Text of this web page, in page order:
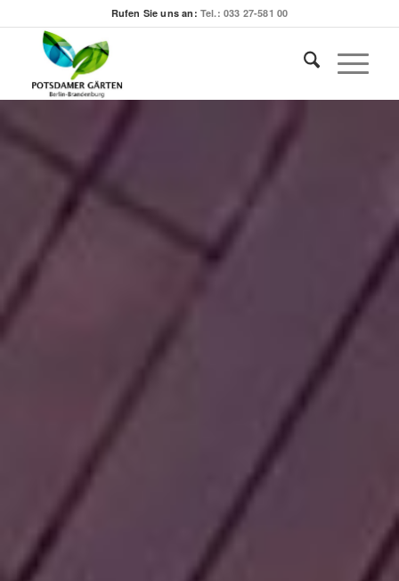
Rufen Sie uns an: Tel.: 033 27-581 00